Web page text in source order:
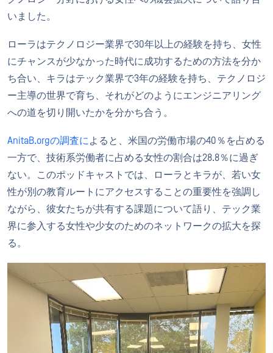
いました。
ローラはテクノロジー業界で30年以上の経験を持ち、女性
にチャンスが少なかった時代に成功するための方法を分か
ち合い、キラはテック業界で3年の経験を持ち、テクノロジ
ー主導の世界で育ち、それがどのようにエンジニアリング
への道を切り開いたかを分かち合う。
AnitaB.orgの調査によると、米国の労働市場の40％を占める
一方で、技術系労働者に占める女性の割合は28.8％に過ぎ
ない。このポッドキャストでは、ローラとキラが、若い女
性が別の教育ルートにアクセスすることの重要性を強調し
ながら、彼女たちが共有する課題について語り、テック業
界に参入する女性や少女のためのネットワークの拡大を探
る。